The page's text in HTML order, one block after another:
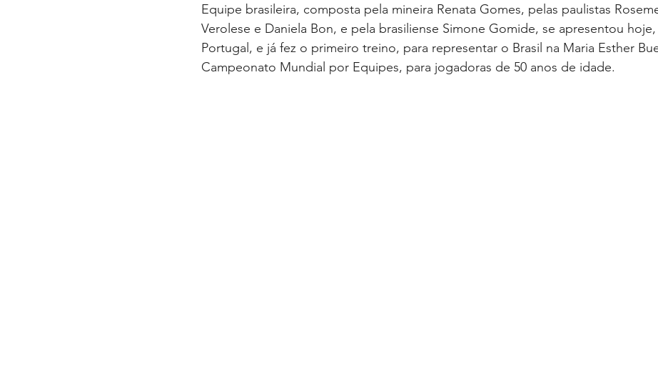
Equipe brasileira, composta pela mineira Renata Gomes, pelas paulistas
Verolese e Daniela Bon, e pela brasiliense Simone Gomide, se apresentou
Portugal, e já fez o primeiro treino, para representar o Brasil na Maria Esther
Campeonato Mundial por Equipes, para jogadoras de 50 anos de idade.